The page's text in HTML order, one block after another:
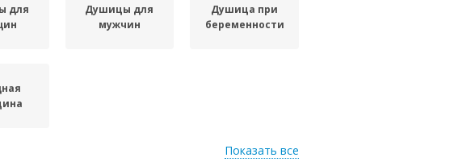
для
Душицы для
мужчин
Душица при
беременности
Показать все